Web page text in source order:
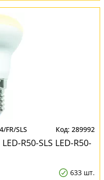
FR/SLS 289992
R50-SLS LED-R50-
633 шт.